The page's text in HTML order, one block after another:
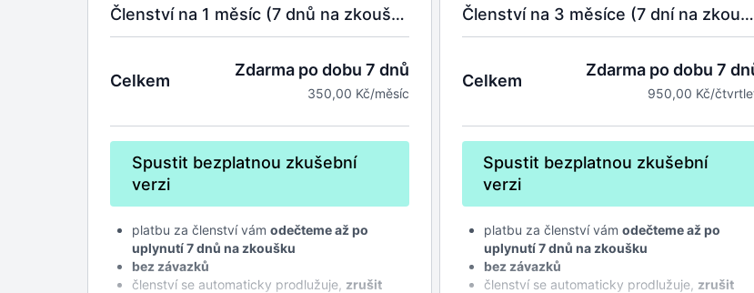
Členství na 1 měsíc (7 dnů na zkoušku zdarma)
Celkem
Zdarma po dobu 7 dnů
350,00 Kč/měsíc
Spustit bezplatnou zkušební
verzi
platbu za členství vám odečteme až po
uplynutí 7 dnů na zkoušku
bez závazků
členství se automaticky prodlužuje, zrušit
Členství na 3 měsíce (7 dní na zkoušku zdarma)
Celkem
Zdarma po dobu 7
950,00 Kč/
Spustit bezplatnou zkušební
verzi
platbu za členství vám odečteme až po
uplynutí 7 dnů na zkoušku
bez závazků
členství se automaticky prodlužuje, zrušit